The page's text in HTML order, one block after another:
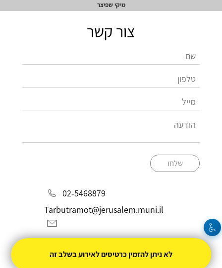
מיקי שפיצר
צור קשר
שלחו
02-5468879
Tarbutramot@jerusalem.muni.il
לא ניתן להזמין כרטיסים לאירוע בשלב זה